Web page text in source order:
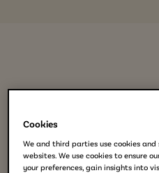
Cookies
We and third parties use cookies
websites. We use cookies to ensure
your preferences, gain insights into